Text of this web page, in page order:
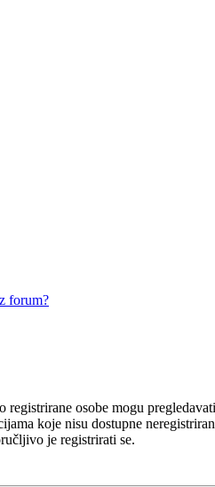
forum?
osobe mogu
koje nisu dostupne
je registrirati se.